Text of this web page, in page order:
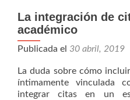
La integración de
académico
Publicada el 30 abril, 2019
La duda sobre cómo
íntimamente vinculada
integrar citas en un